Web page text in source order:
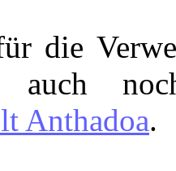
die
auch
Anthadoa.